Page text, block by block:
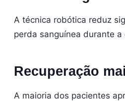
A técnica robótica reduz
perda sanguínea durante a
Recuperação
A maioria dos pacientes